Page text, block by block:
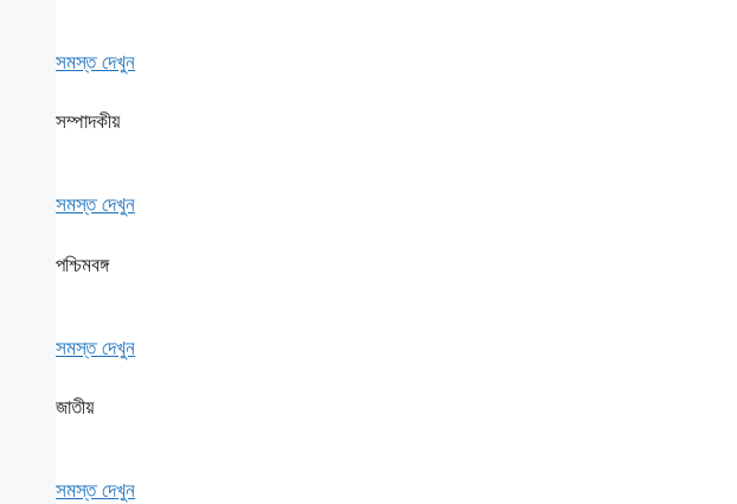
সমস্ত দেখুন
সম্পাদকীয়
সমস্ত দেখুন
পশ্চিমবঙ্গ
সমস্ত দেখুন
জাতীয়
সমস্ত দেখুন